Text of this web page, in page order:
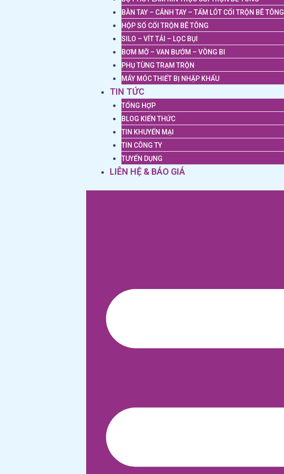
BÀN TAY – CÁNH TAY – TẤM LÓT CỐI TRỘN BÊ TÔNG
HỘP SỐ CỐI TRỘN BÊ TÔNG
SILO – VÍT TẢI – LỌC BỤI
BƠM MỠ – VAN BƯỚM – VÒNG BI
PHỤ TÙNG TRẠM TRỘN
MÁY MÓC THIẾT BỊ NHẬP KHẨU
TIN TỨC
TỔNG HỢP
BLOG KIẾN THỨC
TIN KHUYẾN MẠI
TIN CÔNG TY
TUYỂN DỤNG
LIÊN HỆ & BÁO GIÁ